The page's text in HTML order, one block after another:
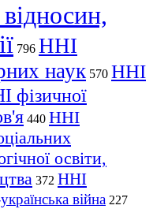
796 ННІ
наук 570 ННІ
фізичної
440 ННІ
освіти,
372 ННІ
війна 227